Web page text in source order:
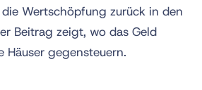
Wertschöpfung zurück in den
Beitrag zeigt, wo das Geld
gegensteuern.